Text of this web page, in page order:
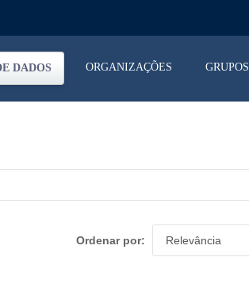
DADOS ORGANIZAÇÕES GRUPOS
Ordenar por